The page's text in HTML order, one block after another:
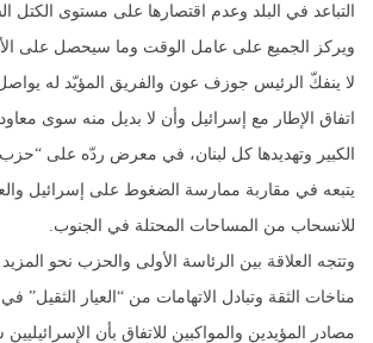
التباعد في البلد وعدم اقتصارها على مستوى الكتل
ويركز الجميع على عامل الوقت وما سيحصل على
لا ينفكّ الرئيس جوزف عون والفريق المؤيّد له
اتفاق الإطار مع إسرائيل وأن لا بديل منه سوى
الكبير وتهديدها كل لبنان، في معرض ردّه على
يتبعه في مقاربة ممارسة الضغوط على إسرائيل
للانسحاب من المساحات المحتلة في الجنوب.
وتتجه العلاقة بين الرئاسة الأولى والحزب نحو
مناخات الثقة وتبادل الاتهامات من “العيار الثقيل”
مصادر المؤيدين والمواكبين للاتفاق بأن